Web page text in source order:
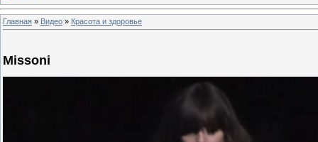
Главная » Видео » Красота и здоровье
Missoni